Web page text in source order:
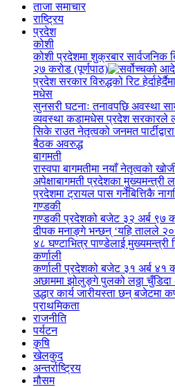
ताजा समाचार
राष्ट्रिय
प्रदेश
कोशी
कोशी प्रदेशमा शुक्रबार सार्वजनिक
२७ करोड (पूर्णपाठ)
प्रदेश सरकार विरुद्धको रिट हेर्दाहेर्दैमा
मधेस
सुनसरी घटनाः तनावपछि अवस्था
व्यवस्था कडामधेस प्रदेश सरकारले
सिके राउत नेतृत्वको जनमत
बैठक अवरुद्ध
बागमती
रास्वपा बागमतीमा नयाँ नेतृत्वको
अपेक्षाबागमती प्रदेशका मुख्यमन्त्री
प्रदेशमा ट्रायल पास गर्नेबित्तिकै
गण्डकी
गण्डकी प्रदेशको बजेट ३२ अर्ब ९७
दीपक मनाङ्गे भन्छन् ‘यहि तालले २०
४८ घण्टाभित्र पाण्डेलाई मुख्यमन्त्री
कर्णाली
कर्णाली प्रदेशको बजेट ३१ अर्ब ४१
अछाममा झोलुङ्गे पुलको लठ्ठा
उद्धार कार्य जारीयस्ता छन् बजेटमा
प्राथमिकता
राजनीति
पर्यटन
कृषि
खेलकुद
अन्तर्राष्ट्रिय
मौसम